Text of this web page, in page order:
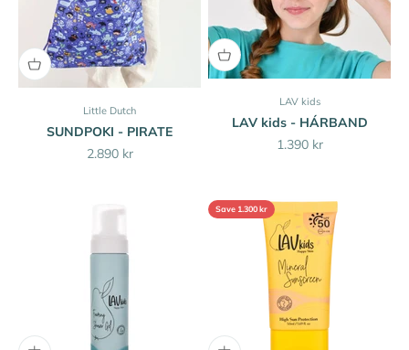
Little Dutch
SUNDPOKI - PIRATE
Sale price
2.890 kr
LAV kids
LAV kids - HÁRBAND
Sale price
1.390 kr
Save 1.300 kr